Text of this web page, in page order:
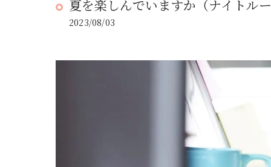
夏を楽しんでいますか（ナイトル
2023/08/03